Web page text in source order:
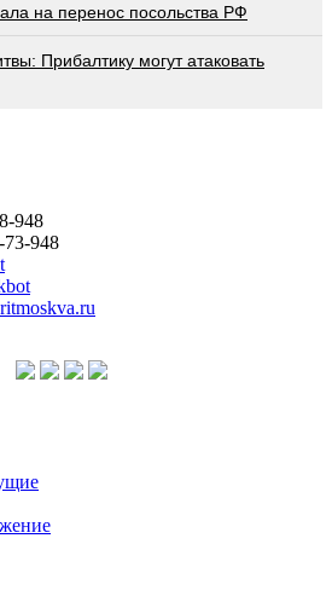
на перенос посольства РФ
Прибалтику могут атаковать
948
73-948